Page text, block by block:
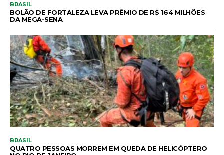
BRASIL
BOLÃO DE FORTALEZA LEVA PRÊMIO DE R$ 164 MILHÕES
DA MEGA-SENA
BRASIL
QUATRO PESSOAS MORREM EM QUEDA DE HELICÓPTERO